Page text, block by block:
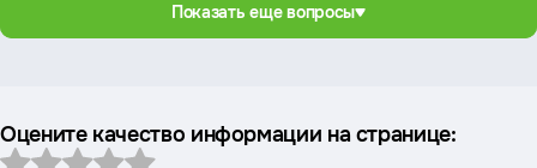
Показать еще вопросы
Оцените качество информации на странице: